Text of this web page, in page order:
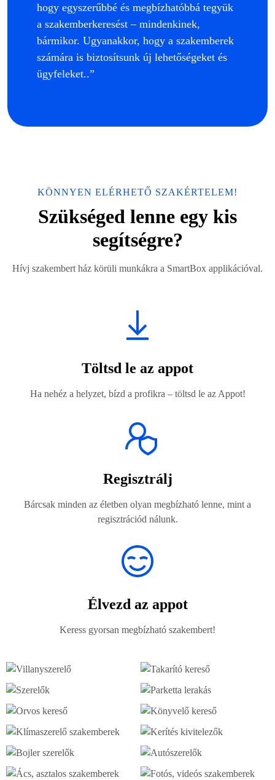
hogy egyszerűbbé és megbízhatóbbá tegyük
a szakemberkeresést – mindenkinek,
bármikor. Ugyanakkor, hogy a szakemberek
számára is biztosítsunk új lehetőségeket és
ügyfeleket..”
KÖNNYEN ELÉRHETŐ SZAKÉRTELEM!
Szükséged lenne egy kis
segítségre?
Hívj szakembert ház körüli munkákra a SmartBox applikációval.
Töltsd le az appot
Ha nehéz a helyzet, bízd a profikra – töltsd le az Appot!
Regisztrálj
Bárcsak minden az életben olyan megbízható lenne, mint a
regisztrációd nálunk.
Élvezd az appot
Keress gyorsan megbízható szakembert!